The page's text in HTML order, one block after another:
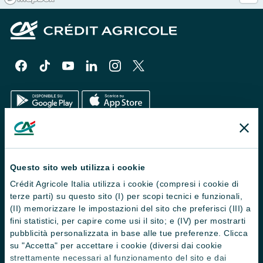
Questo sito web utilizza i cookie
Crédit Agricole Italia utilizza i cookie (compresi i cookie di
terze parti) su questo sito (I) per scopi tecnici e funzionali,
(II) memorizzare le impostazioni del sito che preferisci (III) a
fini statistici, per capire come usi il sito; e (IV) per mostrarti
pubblicità personalizzata in base alle tue preferenze. Clicca
su "Accetta" per accettare i cookie (diversi dai cookie
strettamente necessari al funzionamento del sito e dai
Trova filiali
Contattaci
Domande frequenti
Successioni
Servizi e pagamenti digitali